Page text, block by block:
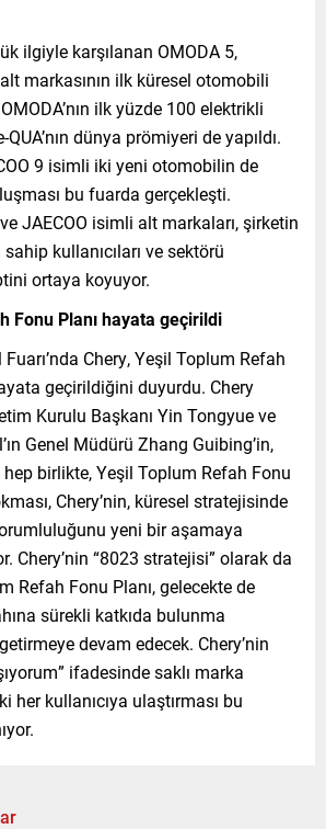
ilgiyle karşılanan OMODA 5,
markasının ilk küresel otomobili
ilk yüzde 100 elektrikli
dünya prömiyeri de yapıldı.
9 isimli iki yeni otomobilin de
bu fuarda gerçekleşti.
JAECOO isimli alt markaları, şirketin
sahip kullanıcıları ve sektörü
ortaya koyuyor.
Fonu Planı hayata geçirildi
Chery, Yeşil Toplum Refah
geçirildiğini duyurdu. Chery
Kurulu Başkanı Yin Tongyue ve
Genel Müdürü Zhang Guibing’in,
birlikte, Yeşil Toplum Refah Fonu
Chery’nin, küresel stratejisinde
yeni bir aşamaya
Chery’nin “8023 stratejisi” olarak da
Refah Fonu Planı, gelecekte de
sürekli katkıda bulunma
devam edecek. Chery’nin
ifadesinde saklı marka
her kullanıcıya ulaştırması bu